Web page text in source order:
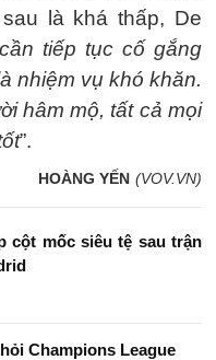
là khá thấp, De
tiếp tục cố gắng
nhiệm vụ khó khăn.
hâm mộ, tất cả mọi
”.
HOÀNG YẾN (VOV.VN)
cột mốc siêu tệ sau trận
Champions League